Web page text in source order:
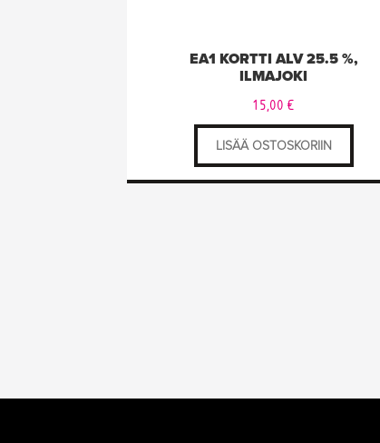
EA1 KORTTI ALV 25.5 %,
ILMAJOKI
15,00 €
LISÄÄ OSTOSKORIIN